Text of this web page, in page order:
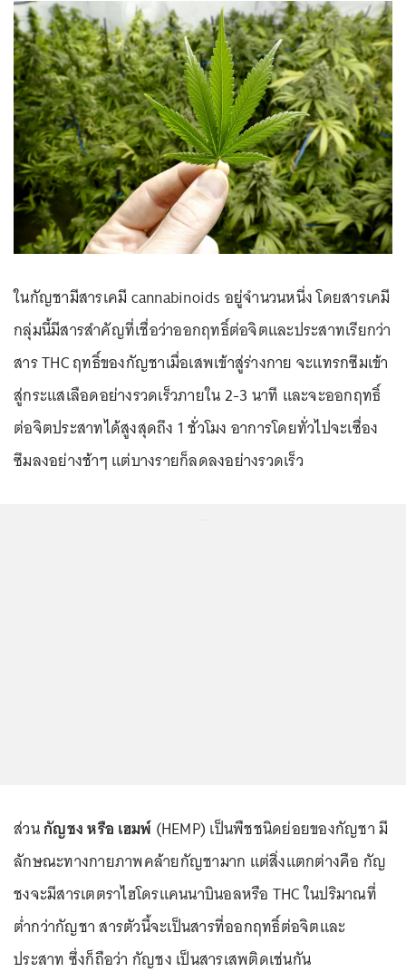
ในกัญชามีสารเคมี cannabinoids อยู่จำนวนหนึ่ง โดยสารเคมี
กลุ่มนี้มีสารสำคัญที่เชื่อว่าออกฤทธิ์ต่อจิตและประสาทเรียกว่า
สาร THC ฤทธิ์ของกัญชาเมื่อเสพเข้าสู่ร่างกาย จะแทรกซึมเข้า
สู่กระแสเลือดอย่างรวดเร็วภายใน 2-3 นาที และจะออกฤทธิ์
ต่อจิตประสาทได้สูงสุดถึง 1 ชั่วโมง อาการโดยทั่วไปจะเซื่อง
ซึมลงอย่างช้าๆ แต่บางรายก็ลดลงอย่างรวดเร็ว
ส่วนกัญชง หรือ เฮมพ์ (HEMP) เป็นพืชชนิดย่อยของกัญชา มี
ลักษณะทางกายภาพคล้ายกัญชามาก แต่สิ่งแตกต่างคือ กัญ
ชงจะมีสารเตตราไฮโดรแคนนาบินอลหรือ THC ในปริมาณที่
ต่ำกว่ากัญชา สารตัวนี้จะเป็นสารที่ออกฤทธิ์ต่อจิตและ
ประสาท ซึ่งก็ถือว่า กัญชง เป็นสารเสพติดเช่นกัน